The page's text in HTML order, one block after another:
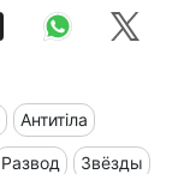
Антитіла
Развод Звёзды